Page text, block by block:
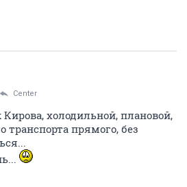
Center
холодильной, плановой,
транспорта прямого, без